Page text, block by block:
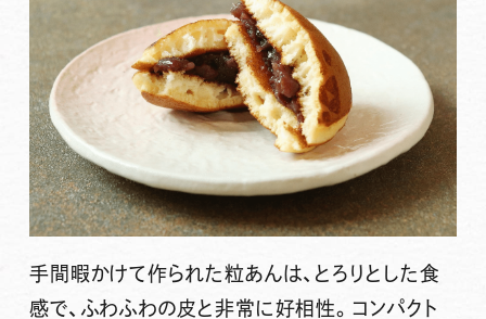
手間暇かけて作られた粒あんは、とろりとした食
感で、ふわふわの皮と非常に好相性。コンパクト